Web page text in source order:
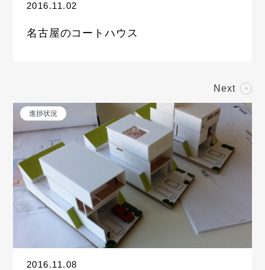
2016.11.02
名古屋のコートハウス
Next
進捗状況
2016.11.08